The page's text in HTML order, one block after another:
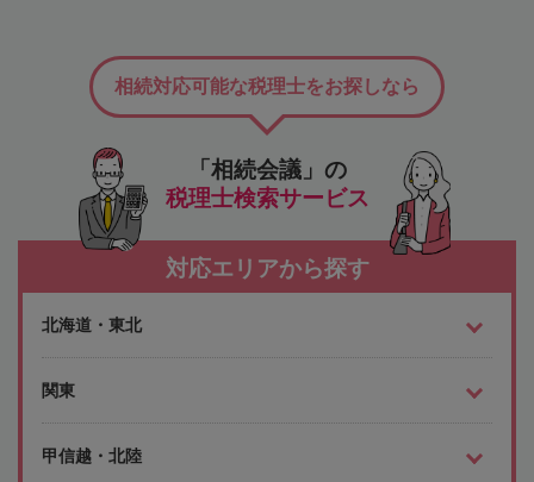
「相続会議」の
税理士検索サービス
相続対応可能な税理士をお探しなら
対応エリアから探す
北海道・東北
関東
甲信越・北陸